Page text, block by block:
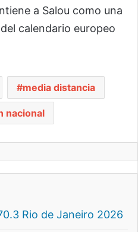
a Salou como una
calendario europeo
media distancia
nacional
Rio de Janeiro 2026